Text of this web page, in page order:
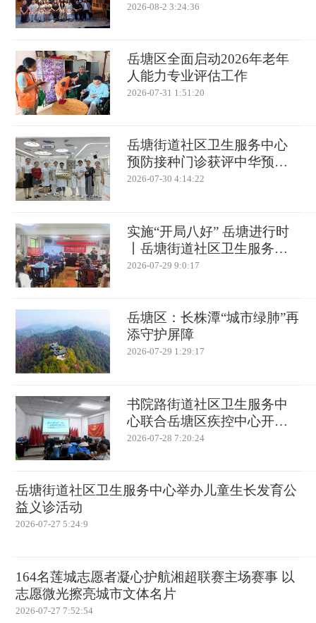
2026-08-2 3:24:36
岳塘区全面启动2026年老年
人能力专业评估工作
2026-07-31 1:51:20
岳塘街道社区卫生服务中心
预防接种门诊获评中华预防
医学会“预防接种服务规范化
2026-07-30 4:14:22
实施“开局八好” 岳塘进行时
丨岳塘街道社区卫生服务中
心家庭医生进社区 筑牢高温
2026-07-29 9:0:17
岳塘区：长株潭“城市绿肺”再
添守护屏障
2026-07-29 1:29:17
书院路街道社区卫生服务中
心联合岳塘区疾控中心开
展“世界肝炎日”主题宣传活动
2026-07-28 7:20:24
岳塘街道社区卫生服务中心举办儿童生长发育公
益义诊活动
2026-07-27 5:24:9
164名莲城志愿者凝心护航湘超联赛主场赛事 以
志愿微光擦亮城市文体名片
2026-07-27 7:52:54